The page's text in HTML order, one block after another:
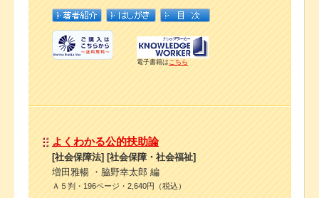
電子書籍はこちら
よくわかる公的扶助論
[社会保障法] [社会保障・社会福祉]
増田雅暢 ・脇野幸太郎 編
Ａ５判・196ページ・2,640円（税込）